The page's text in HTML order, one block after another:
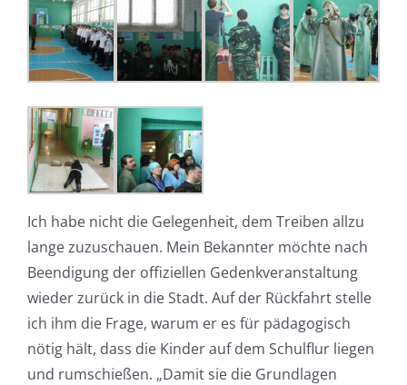
Ich habe nicht die Gelegenheit, dem Treiben allzu
lange zuzuschauen. Mein Bekannter möchte nach
Beendigung der offiziellen Gedenkveranstaltung
wieder zurück in die Stadt. Auf der Rückfahrt stelle
ich ihm die Frage, warum er es für pädagogisch
nötig hält, dass die Kinder auf dem Schulflur liegen
und rumschießen. „Damit sie die Grundlagen